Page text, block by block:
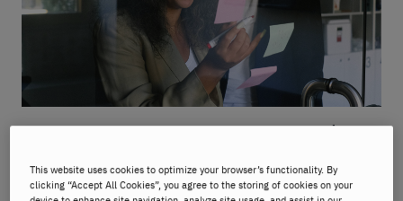
איך ליצור את זמן העבר הפשוט
באנגלית?
This website uses cookies to optimize your browser’s functionality. By
clicking “Accept All Cookies”, you agree to the storing of cookies on your